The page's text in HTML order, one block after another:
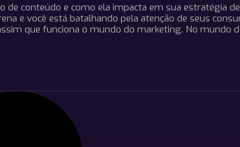
de conteúdo e como ela impacta em sua estratégia
e você está batalhando pela atenção de seus
que funciona o mundo do marketing. No mundo